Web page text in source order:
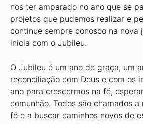
nos ter amparado no ano que se
projetos que pudemos realizar e
continue sempre conosco na nova
inicia com o Jubileu.
O Jubileu é um ano de graça, um
reconciliação com Deus e com os
ano para crescermos na fé,
comunhão. Todos são chamados
fé e a buscar caminhos novos de